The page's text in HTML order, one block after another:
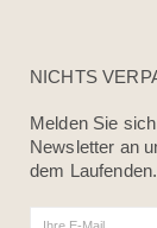
NICHTS
Melden Sie
Newsletter an
dem Laufenden.